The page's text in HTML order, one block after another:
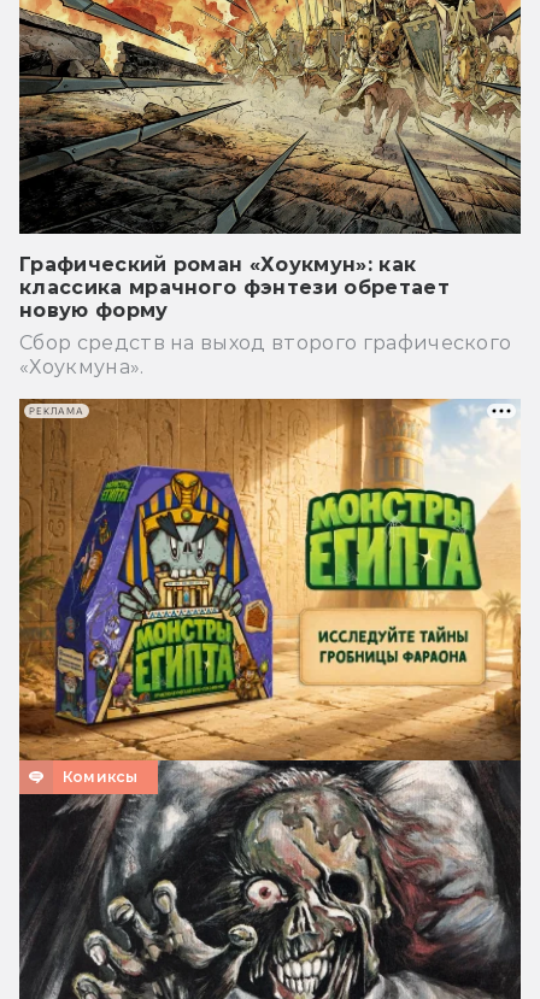
Графический роман «Хоукмун»: как
классика мрачного фэнтези обретает
новую форму
Сбор средств на выход второго графического
«Хоукмуна».
Комиксы
РЕКЛАМА